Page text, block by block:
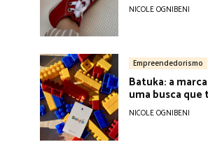
NICOLE OGNIBENI
Empreendedorismo
Batuka: a
uma busca que
NICOLE OGNIBENI